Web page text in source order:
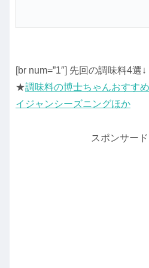
[br num=”1″] 先回の調味料4選↓
★調味料の博士ちゃんおすす
イジャンシーズニングほか
スポンサー